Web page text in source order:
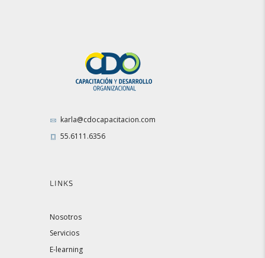
karla@cdocapacitacion.com
55.6111.6356
LINKS
Nosotros
Servicios
E-learning